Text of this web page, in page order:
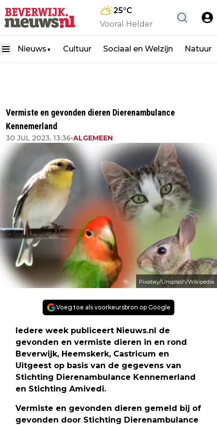
25°C
Vooral Helder
Nieuws ▼ Cultuur Sociaal en Welzijn Natuur
Vermiste en gevonden dieren Dierenambulance
Kennemerland
30 JUL 2023, 13:36•ALGEMEEN
Pixabay/Unsplash/Wikipedia
Voeg toe als voorkeursbron op Google
Iedere week publiceert Nieuws.nl de
gevonden en vermiste dieren in en rond
Beverwijk, Heemskerk, Castricum en
Uitgeest op basis van de gegevens van
Stichting Dierenambulance Kennemerland
en Stichting Amivedi.
Vermiste en gevonden dieren gemeld bij of
gevonden door Stichting Dierenambulance